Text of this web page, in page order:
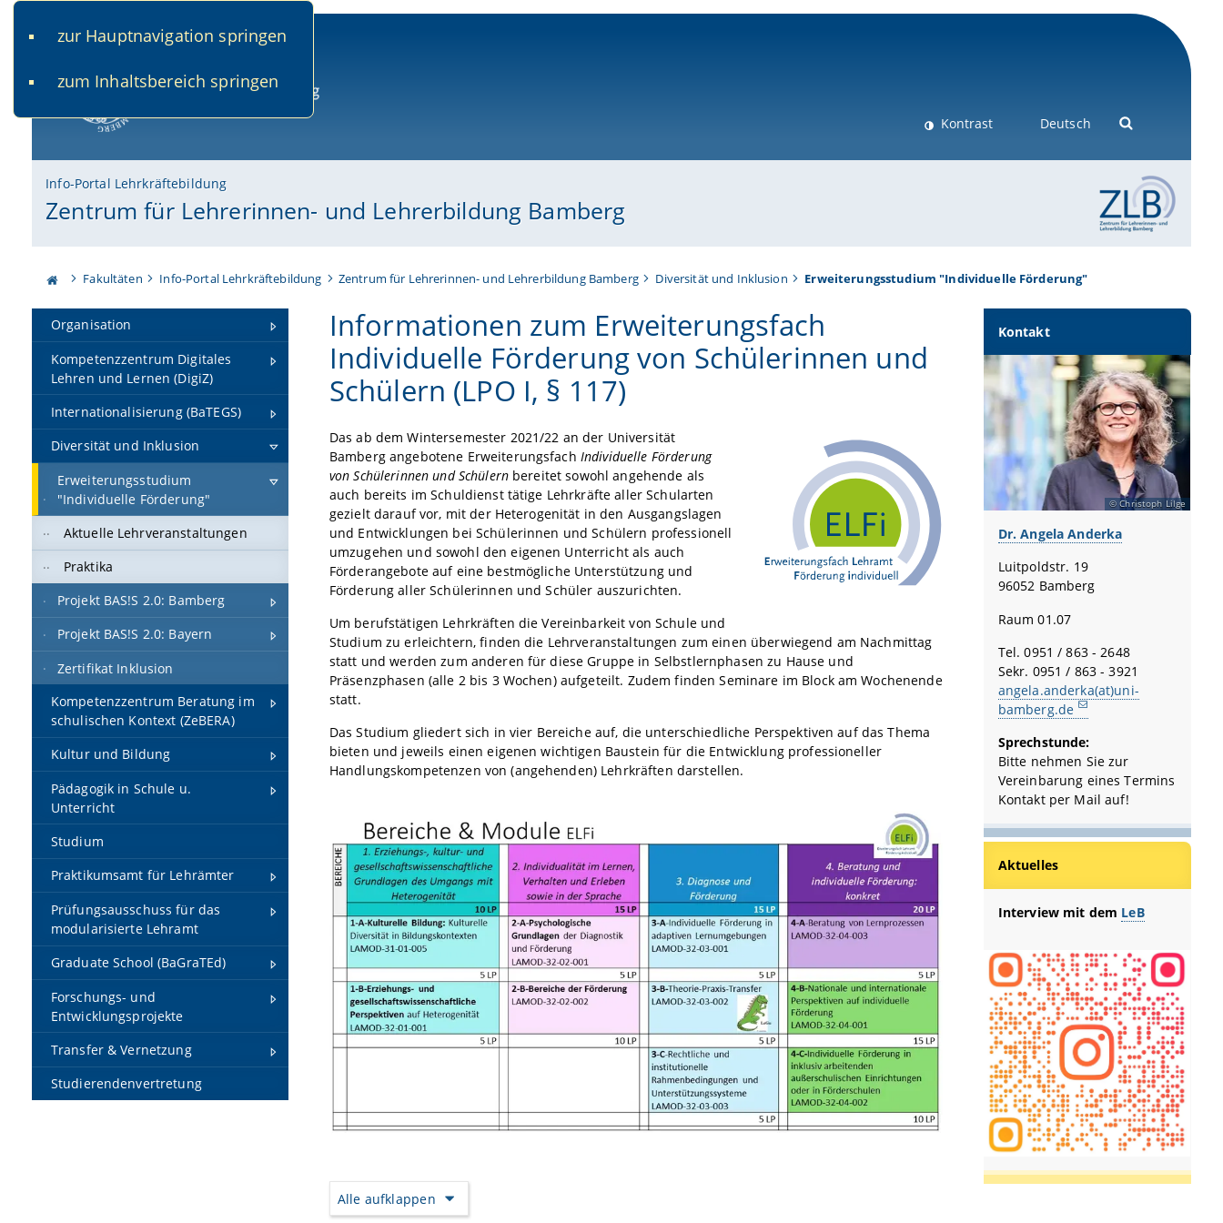
zur Hauptnavigation springen
zum Inhaltsbereich springen
Kontrast Deutsch
Info-Portal Lehrkräftebildung
Zentrum für Lehrerinnen- und Lehrerbildung Bamberg
Fakultäten Info-Portal Lehrkräftebildung Zentrum für Lehrerinnen- und Lehrerbildung Bamberg Diversität und Inklusion Erweiterungsstudium "Individuelle Förderung"
Organisation
Kompetenzzentrum Digitales
Lehren und Lernen (DigiZ)
Internationalisierung (BaTEGS)
Diversität und Inklusion
Erweiterungsstudium
"Individuelle Förderung"
Aktuelle Lehrveranstaltungen
Praktika
Projekt BAS!S 2.0: Bamberg
Projekt BAS!S 2.0: Bayern
Zertifikat Inklusion
Kompetenzzentrum Beratung im
schulischen Kontext (ZeBERA)
Kultur und Bildung
Pädagogik in Schule u.
Unterricht
Studium
Praktikumsamt für Lehrämter
Prüfungsausschuss für das
modularisierte Lehramt
Graduate School (BaGraTEd)
Forschungs- und
Entwicklungsprojekte
Transfer & Vernetzung
Studierendenvertretung
Informationen zum Erweiterungsfach
Individuelle Förderung von Schülerinnen und
Schülern (LPO I, § 117)
Das ab dem Wintersemester 2021/22 an der Universität
Bamberg angebotene Erweiterungsfach Individuelle Förderung
von Schülerinnen und Schülernbereitet sowohl angehende als
auch bereits im Schuldienst tätige Lehrkräfte aller Schularten
gezielt darauf vor, mit der Heterogenität in den Ausgangslagen
und Entwicklungen bei Schülerinnen und Schülern professionell
umzugehen und sowohl den eigenen Unterricht als auch
Förderangebote auf eine bestmögliche Unterstützung und
Förderung aller Schülerinnen und Schüler auszurichten.
Um berufstätigen Lehrkräften die Vereinbarkeit von Schule und
Studium zu erleichtern, finden die Lehrveranstaltungen zum einen überwiegend am Nachmittag
statt und werden zum anderen für diese Gruppe in Selbstlernphasen zu Hause und
Präsenzphasen (alle 2 bis 3 Wochen) aufgeteilt. Zudem finden Seminare im Block am Wochenende
statt.
Das Studium gliedert sich in vier Bereiche auf, die unterschiedliche Perspektiven auf das Thema
bieten und jeweils einen eigenen wichtigen Baustein für die Entwicklung professioneller
Handlungskompetenzen von (angehenden) Lehrkräften darstellen.
Alle aufklappen
Kontakt
Christoph Lilge
Dr. Angela Anderka
Luitpoldstr. 19
96052 Bamberg
Raum 01.07
Tel. 0951 / 863 - 2648
Sekr. 0951 / 863 - 3921
angela.anderka(at)uni-
bamberg.de
Sprechstunde:
Bitte nehmen Sie zur
Vereinbarung eines Termins
Kontakt per Mail auf!
Aktuelles
Interview mit dem LeB